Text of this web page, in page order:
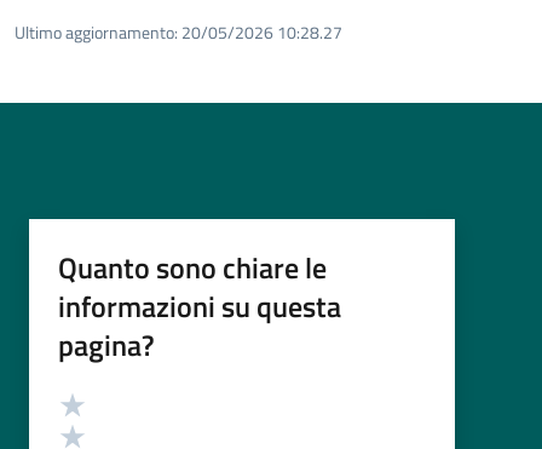
Ultimo aggiornamento: 20/05/2026 10:28.27
Quanto sono chiare le
informazioni su questa
pagina?
Valutazione